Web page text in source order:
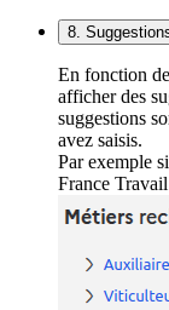
8.
En fonction
afficher des
suggestions
avez saisis.
Par exemple
France